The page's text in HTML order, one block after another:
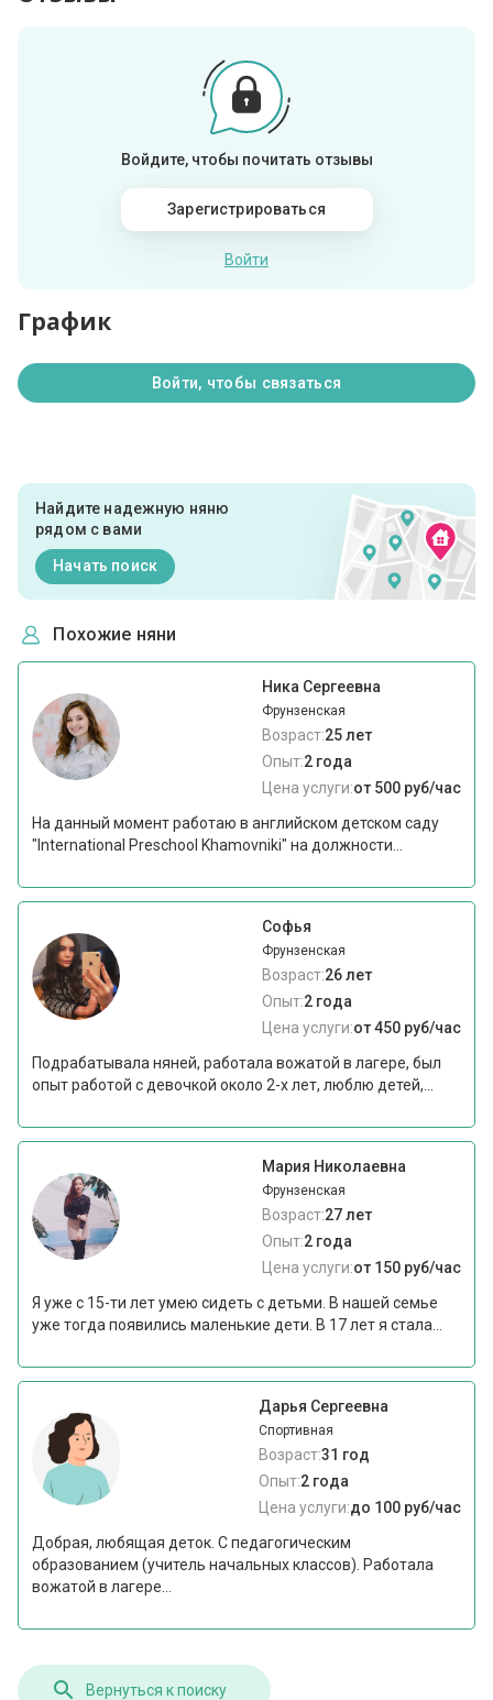
Войдите, чтобы почитать отзывы
Зарегистрироваться
Войти
График
Войти, чтобы связаться
Найдите надежную няню
рядом с вами
Начать поиск
Похожие няни
Ника Сергеевна
Фрунзенская
Возраст:25 лет
Опыт:2 года
Цена услуги:от 500 руб/час
На данный момент работаю в английском детском саду
"International Preschool Khamovniki" на должности...
Софья
Фрунзенская
Возраст:26 лет
Опыт:2 года
Цена услуги:от 450 руб/час
Подрабатывала няней, работала вожатой в лагере, был
опыт работой с девочкой около 2-х лет, люблю детей,...
Мария Николаевна
Фрунзенская
Возраст:27 лет
Опыт:2 года
Цена услуги:от 150 руб/час
Я уже с 15-ти лет умею сидеть с детьми. В нашей семье
уже тогда появились маленькие дети. В 17 лет я стала...
Дарья Сергеевна
Спортивная
Возраст:31 год
Опыт:2 года
Цена услуги:до 100 руб/час
Добрая, любящая деток. С педагогическим
образованием (учитель начальных классов). Работала
вожатой в лагере...
Вернуться к поиску